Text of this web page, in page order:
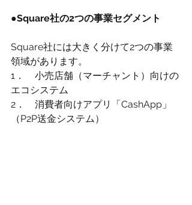
●Square社の2つの事業セグメント
Square社には大きく分けて2つの事業
領域があります。
1．	小売店舗（マーチャント）向けの
エコシステム
2．	消費者向けアプリ「CashApp」
（P2P送金システム）